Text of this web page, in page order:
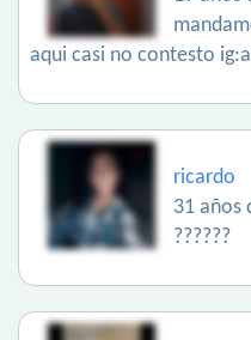
aqui casi no contesto
ricardo
31 años
??????